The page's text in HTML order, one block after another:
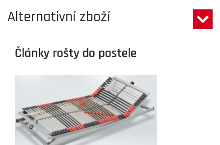
Články rošty do postele
Alternativní zboží